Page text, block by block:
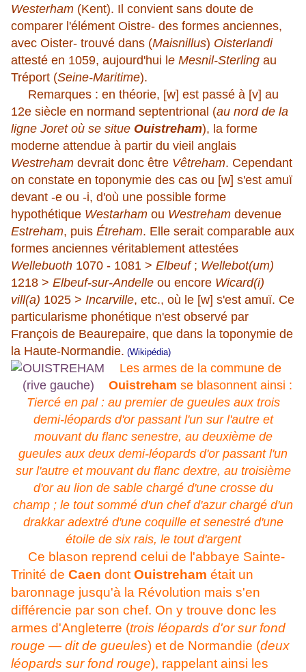
Westerham (Kent). Il convient sans doute de
comparer l'élément Oistre- des formes anciennes,
avec Oister- trouvé dans (Maisnillus) Oisterlandi
attesté en 1059, aujourd'hui l e Mesnil-Sterling au
Tréport (Seine-Maritime).
Remarques : en théorie, [w] est passé à [v] au
12e siècle en normand septentrional (au nord de la
ligne Joret où se situe Ouistreham), la forme
moderne attendue à partir du vieil anglais
Westreham devrait donc être Vêtreham. Cependant
on constate en toponymie des cas ou [w] s'est amuï
devant -e ou -i, d'où une possible forme
hypothétique Westarham ou Westreham devenue
Estreham, puis Étreham. Elle serait comparable aux
formes anciennes véritablement attestées
Wellebuoth 1070 - 1081 > Elbeuf ; Wellebot(um)
1218 > Elbeuf-sur-Andelle ou encore Wicard(i)
vill(a) 1025 > Incarville, etc., où le [w] s'est amuï. Ce
particularisme phonétique n'est observé par
François de Beaurepaire, que dans la toponymie de
la Haute-Normandie. (Wikipédia)
Les armes de la commune de
Ouistreham se blasonnent ainsi :
Tiercé en pal : au premier de gueules aux trois
demi-léopards d'or passant l'un sur l'autre et
mouvant du flanc senestre, au deuxième de
gueules aux deux demi-léopards d'or passant l'un
sur l'autre et mouvant du flanc dextre, au troisième
d'or au lion de sable chargé d'une crosse du
champ ; le tout sommé d'un chef d'azur chargé d'un
drakkar adextré d'une coquille et senestré d'une
étoile de six rais, le tout d'argent
Ce blason reprend celui de l'abbaye Sainte-
Trinité de Caen dont Ouistreham était un
baronnage jusqu'à la Révolution mais s'en
différencie par son chef. On y trouve donc les
armes d'Angleterre (trois léopards d'or sur fond
rouge — dit de gueules) et de Normandie (deux
léopards sur fond rouge), rappelant ainsi les